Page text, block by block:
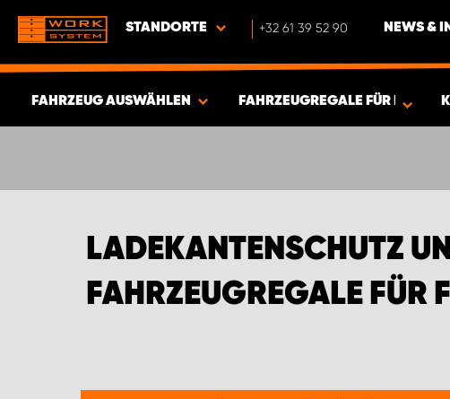
STANDORTE +32 61 39 52 90 NEWS &
FAHRZEUG AUSWÄHLEN
ARTIKEL
FAHRZEUGREGALE FÜR FIAT
LADEKANTENSCHUTZ
AHRZEUGREGALE FÜR